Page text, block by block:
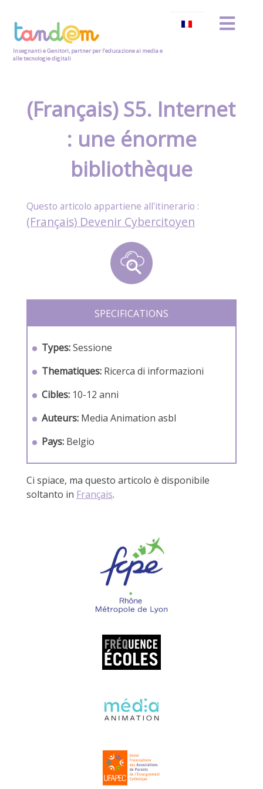
Insegnanti e Genitori, partner per l’educazione ai media e
alle tecnologie digitali
(Français) S5. Internet
: une énorme
bibliothèque
(Français) Devenir Cybercitoyen
SPECIFICATIONS
Types:Sessione
Thematiques: Ricerca di informazioni
Cibles: 10-12 anni
Auteurs: Media Animation asbl
Pays: Belgio
Ci spiace, ma questo articolo è disponibile
soltanto in Français.